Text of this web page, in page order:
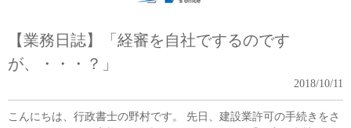
【業務日誌】「経審を自社でするのです
が、・・・？」
2018/10/11
こんにちは、行政書士の野村です。 先日、建設業許可の手続きをさ